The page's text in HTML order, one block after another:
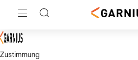
Zustimmung